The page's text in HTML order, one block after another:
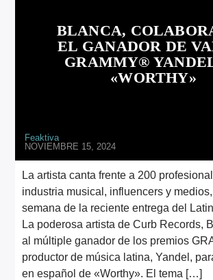
BLANCA,
EL GANADOR DE
GRAMMY®
«WORTHY»
Feaktiva
NOVIEMBRE 15, 2024
La artista canta frente a 200
industria musical, influencers y
semana de la reciente entrega del
La poderosa artista de Curb Records,
al múltiple ganador de los premios
productor de música latina, Yandel,
en español de «Worthy». El tema […]